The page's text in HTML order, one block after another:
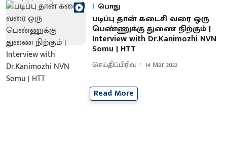
பொது
படிப்பு தான் கடைசி வரை ஒரு
பெண்ணுக்கு துணை நிற்கும் |
Interview with Dr.Kanimozhi NVN
Somu | HTT
செய்திப்பிரிவு 14 Mar 2022
Read More